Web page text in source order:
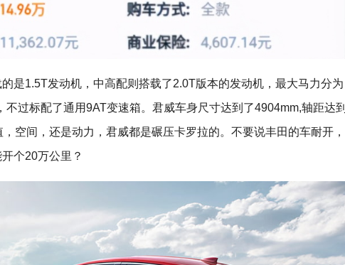
是1.5T发动机，中高配则搭载了2.0T版本的发动机，最大马力分为
不过标配了通用9AT变速箱。君威车身尺寸达到了4904mm,轴距达到
空间，还是动力，君威都是碾压卡罗拉的。不要说丰田的车耐开，
个20万公里？